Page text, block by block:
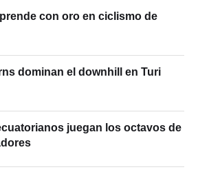
con oro en ciclismo de
dominan el downhill en Turi
juegan los octavos de